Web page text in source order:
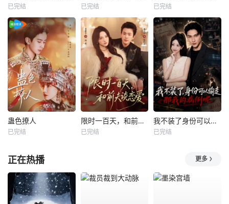
已完结 已完结 已完结
蛊色撩人
已完结
限时一百天，和前夫谈恋爱
已完结
我不装了身份可以偷走那我的病例呢
已完结
正在热播 更多